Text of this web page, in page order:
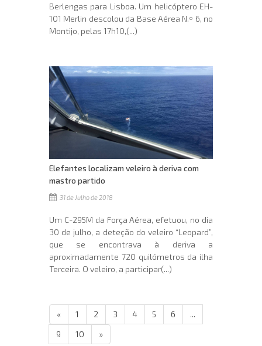
Berlengas para Lisboa. Um helicóptero EH-
101 Merlin descolou da Base Aérea N.º 6, no
Montijo, pelas 17h10,(...)
Elefantes localizam veleiro à deriva com
mastro partido
31 de Julho de 2018
Um C-295M da Força Aérea, efetuou, no dia
30 de julho, a deteção do veleiro “Leopard”,
que se encontrava à deriva a
aproximadamente 720 quilómetros da ilha
Terceira. O veleiro, a participar(...)
« 1 2 3 4 5 6
...
9
10 »